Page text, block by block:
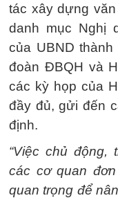
tác xây dựng
danh mục Nghị
của UBND
đoàn ĐBQH và
các kỳ họp của
đầy đủ, gửi đến
định.
“Việc chủ động,
các cơ quan
quan trọng để